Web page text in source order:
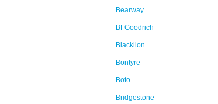
Bearway
BFGoodrich
Blacklion
Bontyre
Boto
Bridgestone